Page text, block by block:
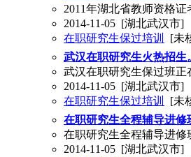
2011年湖北省教师资格
2014-11-05 [湖北武汉市]
在职研究生保过培训
[未
武汉在职研究生火热招生
武汉在职研究生保过班正
2014-11-05 [湖北武汉市]
在职研究生保过培训
[未
在职研究生全程辅导进修
在职研究生全程辅导进
2014-11-05 [湖北武汉市]